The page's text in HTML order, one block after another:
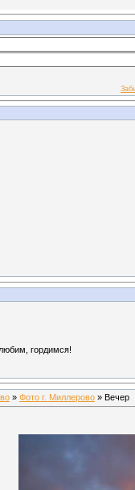
гордимся!
» Фото г. Миллерово » Вечер